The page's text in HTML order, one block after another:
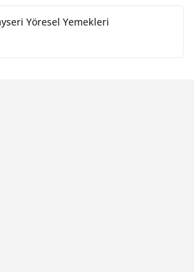
Yöresel Yemekleri